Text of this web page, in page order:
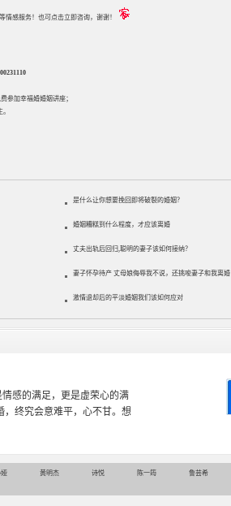
情感服务！也可点击立即咨询，谢谢！
参加幸福婚婚姻讲座；
是什么让你想要挽回即将破裂的婚姻？
婚姻糟糕到什么程度，才应该离婚
丈夫出轨后回归,聪明的妻子该如何接纳？
妻子怀孕待产 丈母娘侮辱我不说，还挑唆妻子和我离婚
激情退却后的平淡婚姻我们该如何应对
理学专业，从事婚姻情感咨询
感挽回、家庭关系等咨询超过
娅 黄明杰 诗悦 陈一筠 鲁芸希